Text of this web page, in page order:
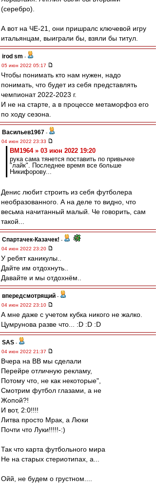
(серебро).
А вот на ЧЕ-21, они пришралс ключевой игру
итальянцам, выиграли бы, взяли бы титул.
irod sm -
05 июн 2022 05:17
Чтобы понимать кто нам нужен, надо
понимать, что будет из себя представлять
чемпионат 2022-2023 г.
И не на старте, а в процессе метаморфоз его
по ходу сезона.
Васильев1967 -
04 июн 2022 23:33
BM1964 » 03 июн 2022 19:20
рука сама тянется поставить по привычке
"лайк". Последнее время все больше
Никифорову...
Денис любит строить из себя футболера
необразованного. А на деле то видно, что
весьма начитанный малый. Че говорить, сам
такой...
Спартачек-Казачек! -
04 июн 2022 23:20
У ребят каникулы..
Дайте им отдохнуть..
Давайте и мы отдохнём..
впередсмотрящий -
04 июн 2022 23:10
А мне даже с учетом кубка никого не жалко.
Цумрунова разве что... :D :D :D
SAS -
04 июн 2022 21:37
Вчера на ВВ мы сделали
Перейре отличную рекламу,
Потому что, не как некоторые",
Смотрим футбол глазами, а не
Жопой?!
И вот, 2:0!!!!
Литва просто Мрак, а Люки
Почти что Луки!!!!!-:)
Так что карта футбольного мира
Не на старых стериотипах, а...
Ойй, не будем о грустном....